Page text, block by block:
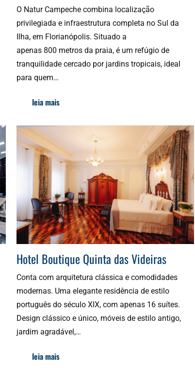
O Natur Campeche combina localização
privilegiada e infraestrutura completa no Sul da
Ilha, em Florianópolis. Situado a
apenas 800 metros da praia, é um refúgio de
tranquilidade cercado por jardins tropicais, ideal
para quem…
leia mais
Hotel Boutique Quinta das Videiras
Conta com arquitetura clássica e comodidades
modernas. Uma elegante residência de estilo
português do século XIX, com apenas 16 suítes.
Design clássico e único, móveis de estilo antigo,
jardim agradável,…
leia mais